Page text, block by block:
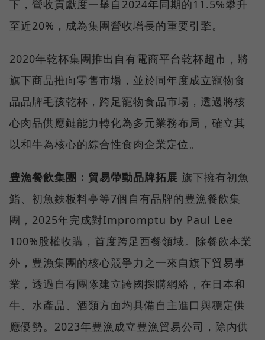
下，營收貢獻度一舉自2024年同期的11.5%攀升
至近20%，成為集團營收增長的重要引擎。
2020年乾杯集團推出自有電商平台乾杯超市，將
旗下商品推向零售市場，並於同年度成立寵物食
品品牌毛孩乾杯，跨足寵物食品市場，透過將核
心肉品供應鏈能力轉化為多元業務布局，確立其
以和牛為核心的綜合性食肉企業定位。
豊漁餐飲集團：貿易帶動品牌拓展 旗下擁有初魚
鮨、初魚鉄板料亭等7個自有品牌的豊漁餐飲集
團，2025年完成對Impromptu by Paul Lee
100%股權收購，首度跨足西餐領域。除餐飲本業
外，豊漁集團的核心競爭力之一來自旗下貿易事
業，透過自有團隊建立跨國採購網絡，在日本和
牛、水產品、酒類方面均具備自主進口與穩定供
應優勢。2023年豊漁成立豊漁貿易公司，除內供